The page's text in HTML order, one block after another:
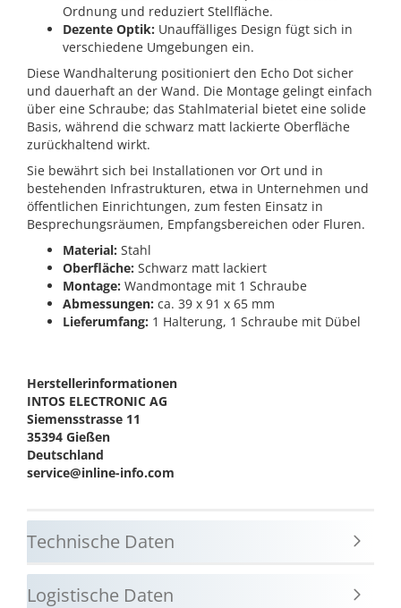
Ordnung und reduziert Stellfläche.
Dezente Optik: Unauffälliges Design fügt sich in
verschiedene Umgebungen ein.
Diese Wandhalterung positioniert den Echo Dot sicher
und dauerhaft an der Wand. Die Montage gelingt einfach
über eine Schraube; das Stahlmaterial bietet eine solide
Basis, während die schwarz matt lackierte Oberfläche
zurückhaltend wirkt.
Sie bewährt sich bei Installationen vor Ort und in
bestehenden Infrastrukturen, etwa in Unternehmen und
öffentlichen Einrichtungen, zum festen Einsatz in
Besprechungsräumen, Empfangsbereichen oder Fluren.
Material: Stahl
Oberfläche: Schwarz matt lackiert
Montage: Wandmontage mit 1 Schraube
Abmessungen: ca. 39 x 91 x 65 mm
Lieferumfang: 1 Halterung, 1 Schraube mit Dübel
Herstellerinformationen
INTOS ELECTRONIC AG
Siemensstrasse 11
35394 Gießen
Deutschland
service@inline-info.com
Technische Daten
Logistische Daten